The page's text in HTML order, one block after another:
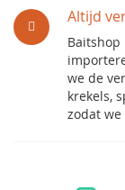
Altijd
Baitshop
we de
krekels,
zodat